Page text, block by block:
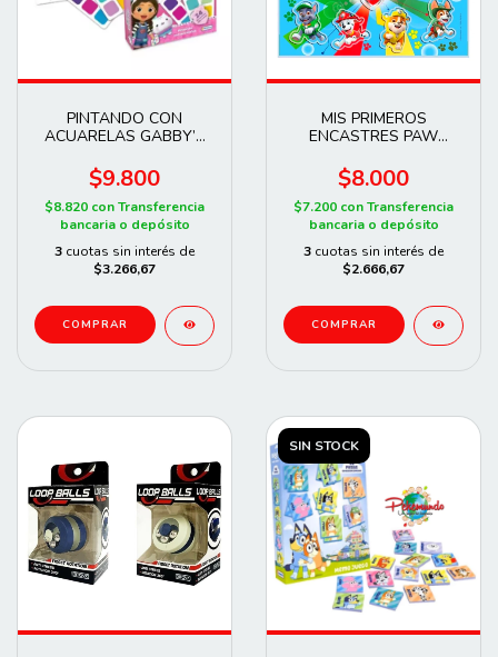
PINTANDO CON
ACUARELAS GABBY’S
$9.800
$8.820 conTransferencia
bancaria o depósito
3 cuotas sin interés de
$3.266,67
MIS PRIMEROS
ENCASTRES PAW
$8.000
$7.200 conTransferencia
bancaria o depósito
3 cuotas sin interés de
$2.666,67
SIN STOCK